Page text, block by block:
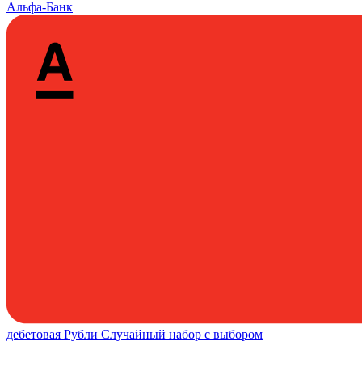
Альфа-Банк
дебетовая Рубли Случайный набор с выбором